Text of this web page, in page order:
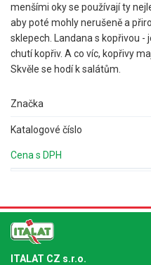
menšími oky se používají ty
aby poté mohly nerušeně a
sklepech. Landana s kopřivou -
chutí kopřiv. A co víc, kopřivy
Skvěle se hodí k salátům.
Značka
Katalogové číslo
Cena s DPH
ITALAT CZ s.r.o.